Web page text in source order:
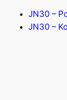
JN30 –
JN30 –